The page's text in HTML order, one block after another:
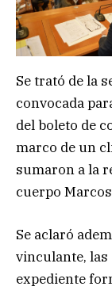
Se trató de la
convocada
del boleto de
marco de un
sumaron a la
cuerpo
Se aclaró
vinculante, las
expediente